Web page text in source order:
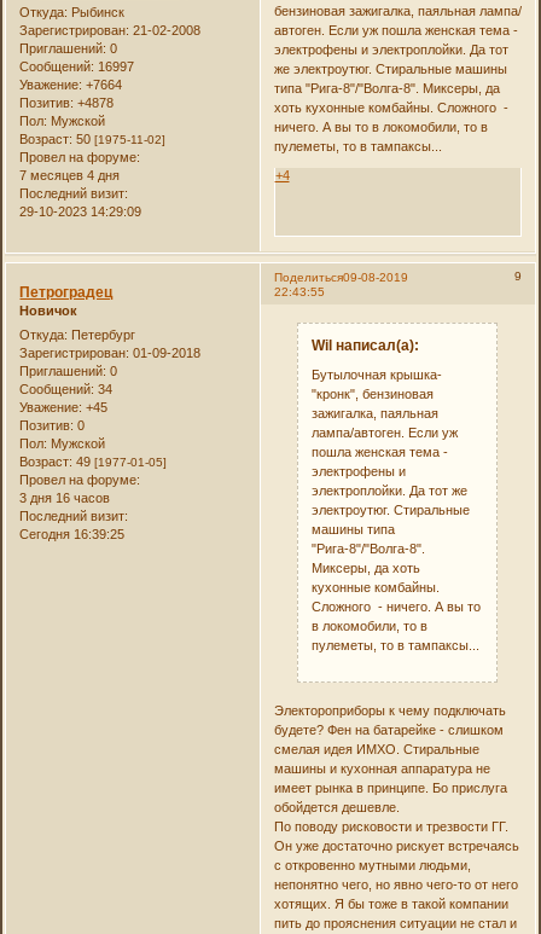
Откуда: Рыбинск
Зарегистрирован: 21-02-2008
Приглашений: 0
Сообщений: 16997
Уважение: +7664
Позитив: +4878
Пол: Мужской
Возраст: 50[1975-11-02]
Провел на форуме:
7 месяцев 4 дня
Последний визит:
29-10-2023 14:29:09
бензиновая зажигалка, паяльная лампа/
автоген. Если уж пошла женская тема -
электрофены и электроплойки. Да тот
же электроутюг. Стиральные машины
типа "Рига-8"/"Волга-8". Миксеры, да
хоть кухонные комбайны. Сложного -
ничего. А вы то в локомобили, то в
пулеметы, то в тампаксы...
+4
Поделиться 9
09-08-2019
22:43:55
Петроградец
Новичок
Откуда: Петербург
Зарегистрирован: 01-09-2018
Приглашений: 0
Сообщений: 34
Уважение: +45
Позитив: 0
Пол: Мужской
Возраст: 49[1977-01-05]
Провел на форуме:
3 дня 16 часов
Последний визит:
Сегодня 16:39:25
Wil написал(а):
Бутылочная крышка-
"кронк", бензиновая
зажигалка, паяльная
лампа/автоген. Если уж
пошла женская тема -
электрофены и
электроплойки. Да тот же
электроутюг. Стиральные
машины типа
"Рига-8"/"Волга-8".
Миксеры, да хоть
кухонные комбайны.
Сложного - ничего. А вы то
в локомобили, то в
пулеметы, то в тампаксы...
Электороприборы к чему подключать
будете? Фен на батарейке - слишком
смелая идея ИМХО. Стиральные
машины и кухонная аппаратура не
имеет рынка в принципе. Бо прислуга
обойдется дешевле.
По поводу рисковости и трезвости ГГ.
Он уже достаточно рискует встречаясь
с откровенно мутными людьми,
непонятно чего, но явно чего-то от него
хотящих. Я бы тоже в такой компании
пить до прояснения ситуации не стал и